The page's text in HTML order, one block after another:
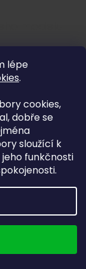
lépe
.
cookies,
dobře se
sloužící k
funkčnosti
jen to,